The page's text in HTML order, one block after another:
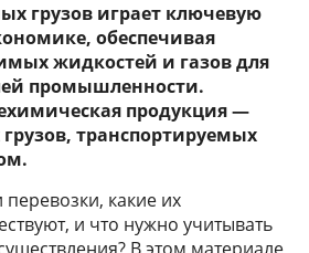
грузов играет ключевую
обеспечивая
жидкостей и газов для
промышленности.
продукция —
транспортируемых
какие их
и что нужно учитывать